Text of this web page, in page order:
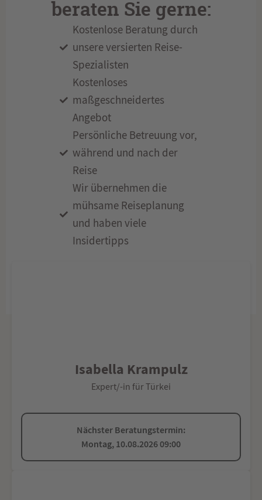
beraten Sie gerne:
Kostenlose Beratung durch
unsere versierten Reise-
Spezialisten
Kostenloses
maßgeschneidertes
Angebot
Persönliche Betreuung vor,
während und nach der
Reise
Wir übernehmen die
mühsame Reiseplanung
und haben viele
Insidertipps
Isabella Krampulz
Expert/-in für Türkei
Nächster Beratungstermin:
Montag, 10.08.2026 09:00